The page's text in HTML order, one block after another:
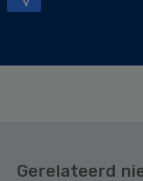
Gerelateerd